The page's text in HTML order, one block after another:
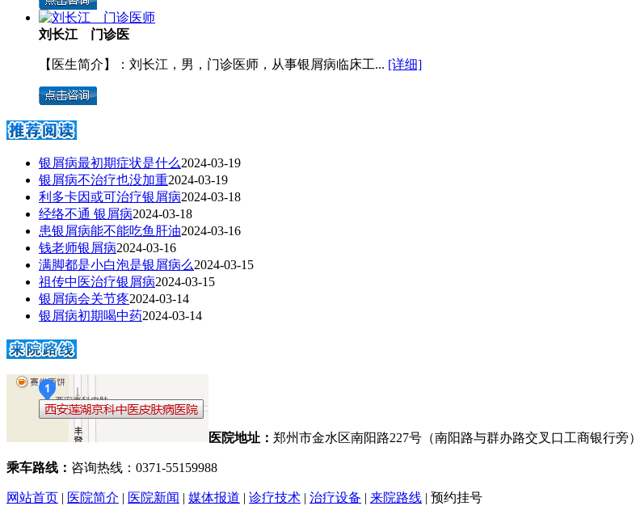
刘长江 门诊医
【医生简介】：刘长江，男，门诊医师，从事银屑病临床工... [详细]
银屑病最初期症状是什么2024-03-19
银屑病不治疗也没加重2024-03-19
利多卡因或可治疗银屑病2024-03-18
经络不通 银屑病2024-03-18
患银屑病能不能吃鱼肝油2024-03-16
钱老师银屑病2024-03-16
满脚都是小白泡是银屑病么2024-03-15
祖传中医治疗银屑病2024-03-15
银屑病会关节疼2024-03-14
银屑病初期喝中药2024-03-14
医院地址： 郑州市金水区南阳路227号（南阳路与群办路交叉口工商银行旁）
乘车路线： 咨询热线：0371-55159988
网站首页 | 医院简介 | 医院新闻 | 媒体报道 | 诊疗技术 | 治疗设备 | 来院路线 | 预约挂号